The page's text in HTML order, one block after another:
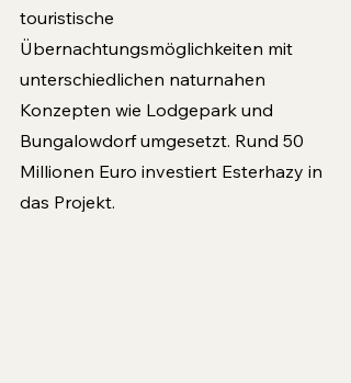
touristische
Übernachtungsmöglichkeiten mit
unterschiedli­chen naturnahen
Konzepten wie Lodgepark und
Bungalowdorf umgesetzt. Rund 50
Millionen Euro investiert Esterhazy in
das Projekt.